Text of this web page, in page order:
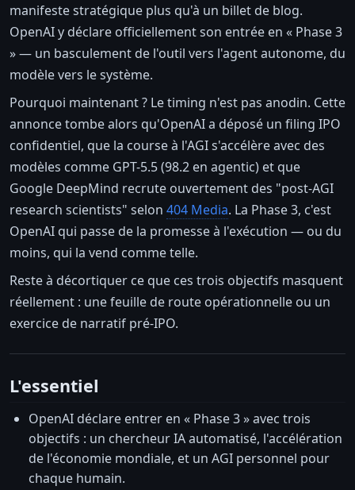
manifeste stratégique plus qu'à un billet de blog.
OpenAI y déclare officiellement son entrée en « Phase 3
» — un basculement de l'outil vers l'agent autonome, du
modèle vers le système.
Pourquoi maintenant ? Le timing n'est pas anodin. Cette
annonce tombe alors qu'OpenAI a déposé un filing IPO
confidentiel, que la course à l'AGI s'accélère avec des
modèles comme GPT-5.5 (98.2 en agentic) et que
Google DeepMind recrute ouvertement des "post-AGI
research scientists" selon 404 Media. La Phase 3, c'est
OpenAI qui passe de la promesse à l'exécution — ou du
moins, qui la vend comme telle.
Reste à décortiquer ce que ces trois objectifs masquent
réellement : une feuille de route opérationnelle ou un
exercice de narratif pré-IPO.
L'essentiel
OpenAI déclare entrer en « Phase 3 » avec trois
objectifs : un chercheur IA automatisé, l'accélération
de l'économie mondiale, et un AGI personnel pour
chaque humain.